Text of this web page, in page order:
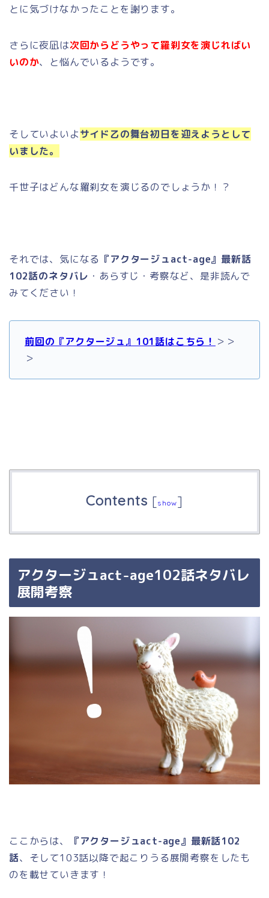
とに気づけなかったことを謝ります。
さらに夜凪は次回からどうやって羅刹女を演じればい
いのか、と悩んでいるようです。
そしていよいよサイド乙の舞台初日を迎えようとして
いました。
千世子はどんな羅刹女を演じるのでしょうか！？
それでは、気になる 『アクタージュact-age』最新話
102話のネタバレ ・あらすじ・考察など、是非読んで
みてください！
前回の『アクタージュ』101話はこちら！ ＞＞
＞
Contents [show]
アクタージュact-age102話ネタバレ
展開考察
ここからは、
『アクタージュact-age』最新話102
話、そして103話以降で起こりうる展開考察をしたも
のを載せていきます！